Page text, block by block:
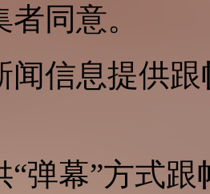
同意。
闻信息提供
“弹幕”方式